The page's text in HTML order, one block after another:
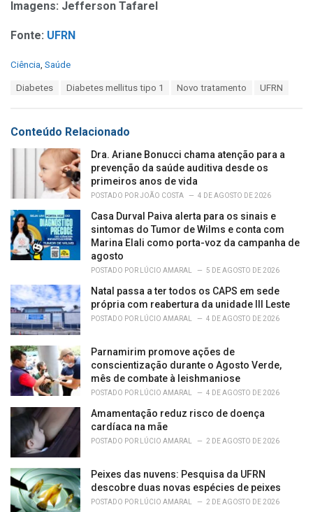
Imagens: Jefferson Tafarel
Fonte: UFRN
C
o
r
Ciência Saúde
:
Diabetes Diabetes mellitus tipo 1 Novo tratamento UFRN
Conteúdo Relacionado
Dra. Ariane Bonucci chama atenção para a
prevenção da saúde auditiva desde os
primeiros anos de vida
POSTADO PORJOÃO COSTA 4 DE AGOSTO DE 2026
Casa Durval Paiva alerta para os sinais e
sintomas do Tumor de Wilms e conta com
Marina Elali como porta-voz da campanha de
agosto
POSTADO POR LÚCIO AMARAL 5 DE AGOSTO DE 2026
Natal passa a ter todos os CAPS em sede
própria com reabertura da unidade III Leste
POSTADO POR LÚCIO AMARAL 4 DE AGOSTO DE 2026
Parnamirim promove ações de
conscientização durante o Agosto Verde,
mês de combate à leishmaniose
POSTADO POR LÚCIO AMARAL 4 DE AGOSTO DE 2026
Amamentação reduz risco de doença
cardíaca na mãe
POSTADO POR LÚCIO AMARAL 2 DE AGOSTO DE 2026
Peixes das nuvens: Pesquisa da UFRN
descobre duas novas espécies de peixes
POSTADO POR LÚCIO AMARAL 2 DE AGOSTO DE 2026